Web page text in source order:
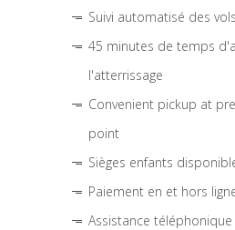
Suivi automatisé des vols
45 minutes de temps
l'atterrissage
Convenient pickup at
point
Sièges enfants
Paiement en et hors
Assistance